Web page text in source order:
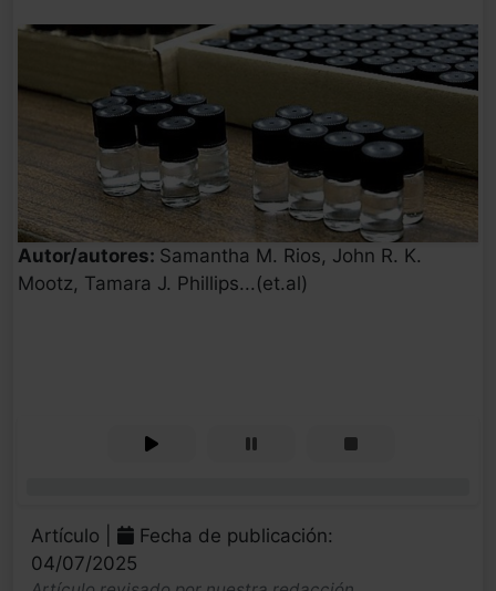
Autor/autores: Samantha M. Rios, John R. K.
Mootz, Tamara J. Phillips...(et.al)
Artículo |
Fecha de publicación:
04/07/2025